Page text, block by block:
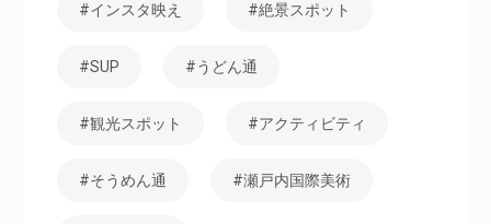
インスタ映え 絶景スポット
SUP うどん通
観光スポット アクティビティ
そうめん通 瀬戸内国際美術